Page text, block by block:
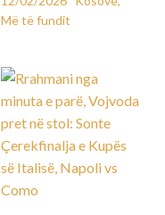
Më të fundit